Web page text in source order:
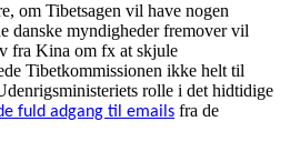
om Tibetsagen vil have nogen
danske myndigheder fremover vil
fra Kina om fx at skjule
Tibetkommissionen ikke helt til
rolle i det hidtidige
fuld adgang til emails fra de